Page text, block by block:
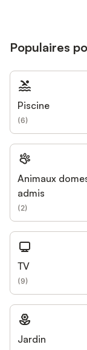
Populaires
Piscine
(6)
Animaux
admis
(2)
TV
(9)
Jardin